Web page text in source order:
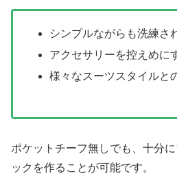
シンプルながらも洗練さ
アクセサリーを控えめに
様々なスーツスタイルと
ポケットチーフ無しでも、十分
ックを作ることが可能です。